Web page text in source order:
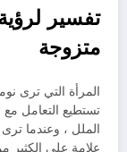
تفسير
متزوجة
المرأة التي ترى
تستطيع التعامل مع
الملل ، وعندما ترى
علامة على الكثير